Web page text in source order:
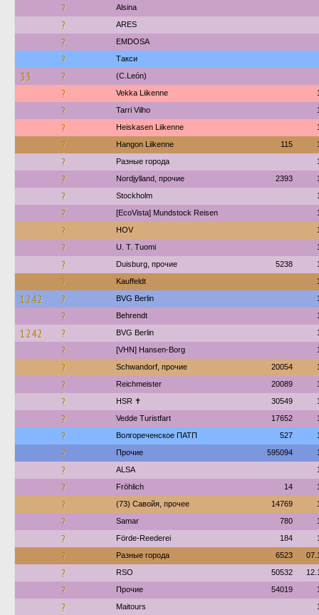
? Alsina
? ARES
? EMDOSA
? Такси
33 ? (C.León)
? Vekka Liikenne
? Tarri Vilho
? Heiskasen Liikenne
? Hangon Liikenne 115
? Разные города
? Nordjylland, прочие 2393
? Stockholm
? [EcoVista] Mundstock Reisen
? HOV
? U. T. Tuomi
? Duisburg, прочие 5238
? Kauffeldt
1242 ? BVG Berlin
? Behrendt
1242 ? BVG Berlin
? [VHN] Hansen-Borg
? Schwandorf, прочие 20054
? Reichmeister 20089
? HSR ✝︎ 30549
? Vedde Turistfart 17652
? Волгореченское ПАТП 527
? Прочие 595094
? ALSA
? Fröhlich 14
? (73) Савойя, прочее 14769
? Samar 780
? Förde-Reederei 184
? Разные города 6523
? RSO 50532
? Прочие 54019
? Maitours